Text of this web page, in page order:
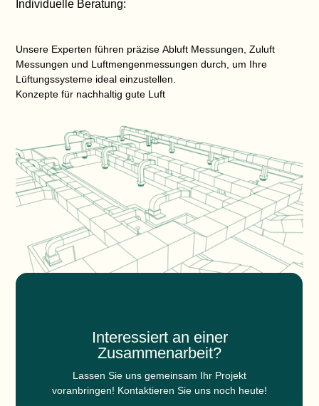
Individuelle Beratung:
Unsere Experten führen präziseAbluft Messungen ,Zuluft
Messungen und Luftmengenmessungen durch, um Ihre
Lüftungssysteme ideal einzustellen.
Konzepte für nachhaltig gute Luft
Interessiert an einer
Zusammenarbeit?
Lassen Sie uns gemeinsam Ihr Projekt
voranbringen! Kontaktieren Sie uns noch heute!